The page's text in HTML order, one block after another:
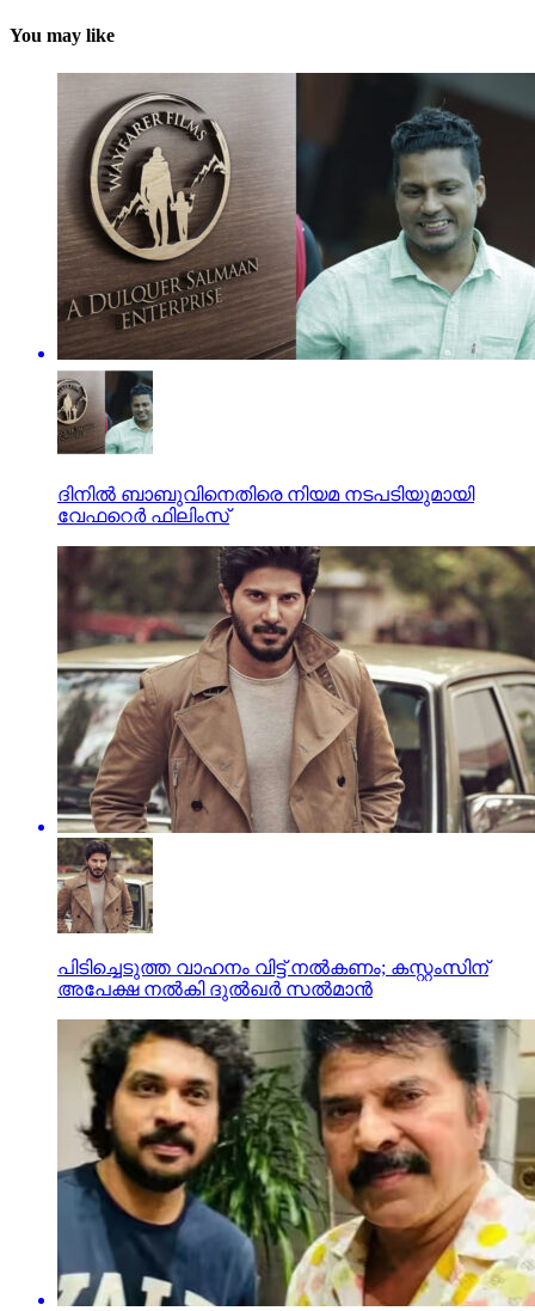
You may like
ദിനിൽ ബാബുവിനെതിരെ നിയമ നടപടിയുമായി
വേഫറെർ ഫിലിംസ്
പിടിച്ചെടുത്ത വാഹനം വിട്ട് നല്‍കണം; കസ്റ്റംസിന്
അപേക്ഷ നല്‍കി ദുല്‍ഖര്‍ സല്‍മാന്‍